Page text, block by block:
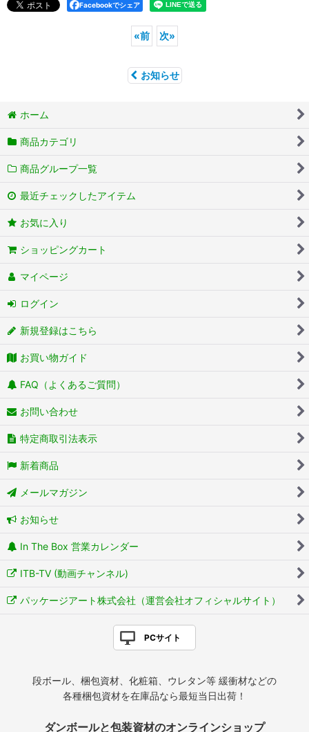
Facebookでシェア
«前 次»
お知らせ
ホーム
商品カテゴリ
商品グループ一覧
最近チェックしたアイテム
お気に入り
ショッピングカート
マイページ
ログイン
新規登録はこちら
お買い物ガイド
FAQ（よくあるご質問）
お問い合わせ
特定商取引法表示
新着商品
メールマガジン
お知らせ
In The Box 営業カレンダー
ITB-TV (動画チャンネル)
パッケージアート株式会社（運営会社オフィシャルサイト）
PCサイト
段ボール、梱包資材、化粧箱、ウレタン等 緩衝材などの
各種梱包資材を在庫品なら最短当日出荷！
ダンボールと包装資材のオンラインショップ